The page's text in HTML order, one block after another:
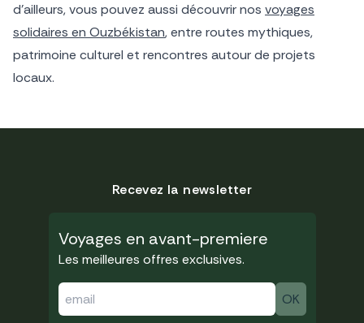
d’ailleurs, vous pouvez aussi découvrir nos voyages
solidaires en Ouzbékistan, entre routes mythiques,
patrimoine culturel et rencontres autour de projets
locaux.
Recevez la newsletter
Voyages en avant-premiere
Les meilleures offres exclusives.